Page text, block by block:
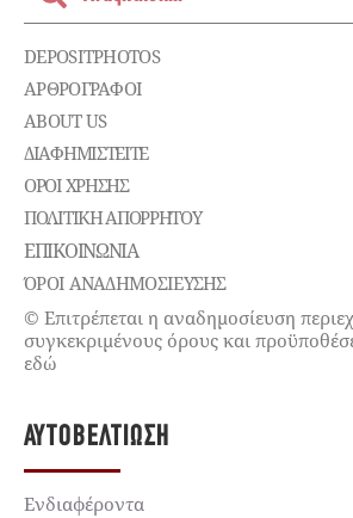
DEPOSITPHOTOS
ΑΡΘΡΟΓΡΑΦΟΙ
ABOUT US
ΔΙΑΦΗΜΙΣΤΕΊΤΕ
ΌΡΟΙ ΧΡΉΣΗΣ
ΠΟΛΙΤΙΚΉ ΑΠΟΡΡΉΤΟΥ
ΕΠΙΚΟΙΝΩΝΊΑ
ΌΡΟΙ ΑΝΑΔΗΜΟΣΙΕΥΣΗΣ
© Επιτρέπεται η αναδημοσίευση
συγκεκριμένους όρους και
εδώ
ΑΥΤΟΒΕΛΤΊΩΣΗ
Ενδιαφέροντα